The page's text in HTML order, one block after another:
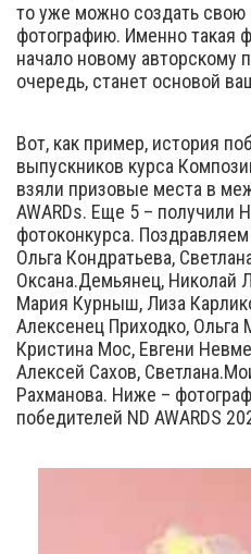
то уже можно создать свою
фотографию. Именно такая
начало новому авторскому
очередь, станет основой
Вот, как пример, история
выпускников курса
взяли призовые места в
AWARDs. Еще 5 – получили
фотоконкурса.
Ольга Кондратьева,
Оксана.Демьянец, Николай
Мария Курныш, Лиза
Алексенец Приходко, Ольга
Кристина Мос, Евгени
Алексей Сахов,
Рахманова. Ниже –
победителей ND AWARDS